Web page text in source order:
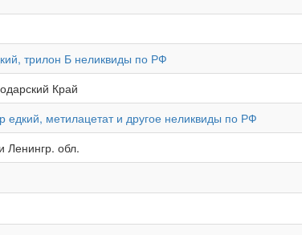
трилон Б неликвиды по РФ
Край
метилацетат и другое неликвиды по РФ
Ленингр. обл.